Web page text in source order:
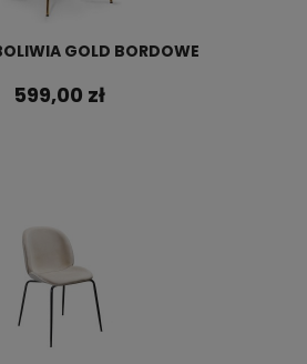
GOLD BORDOWE
599,00 zł